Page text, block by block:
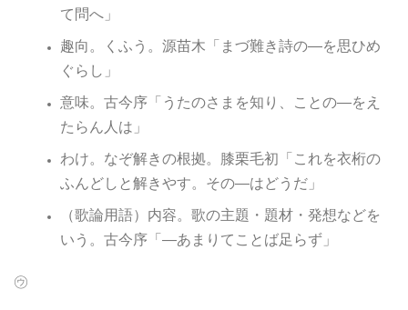
て問へ」
趣向。くふう。源苗木「まづ難き詩の―を思ひめ
ぐらし」
意味。古今序「うたのさまを知り、ことの―をえ
たらん人は」
わけ。なぞ解きの根拠。膝栗毛初「これを衣桁の
ふんどしと解きやす。その―はどうだ」
（歌論用語）内容。歌の主題・題材・発想などを
いう。古今序「―あまりてことば足らず」
㋒